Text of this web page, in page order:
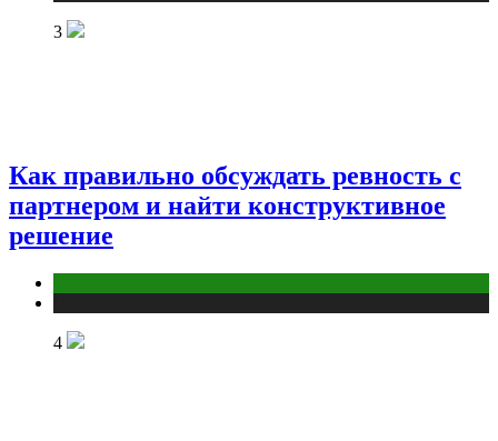
3
Как правильно обсуждать ревность с
партнером и найти конструктивное
решение
4